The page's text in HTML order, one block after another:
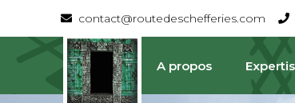
contact@routedeschefferies.com
A propos